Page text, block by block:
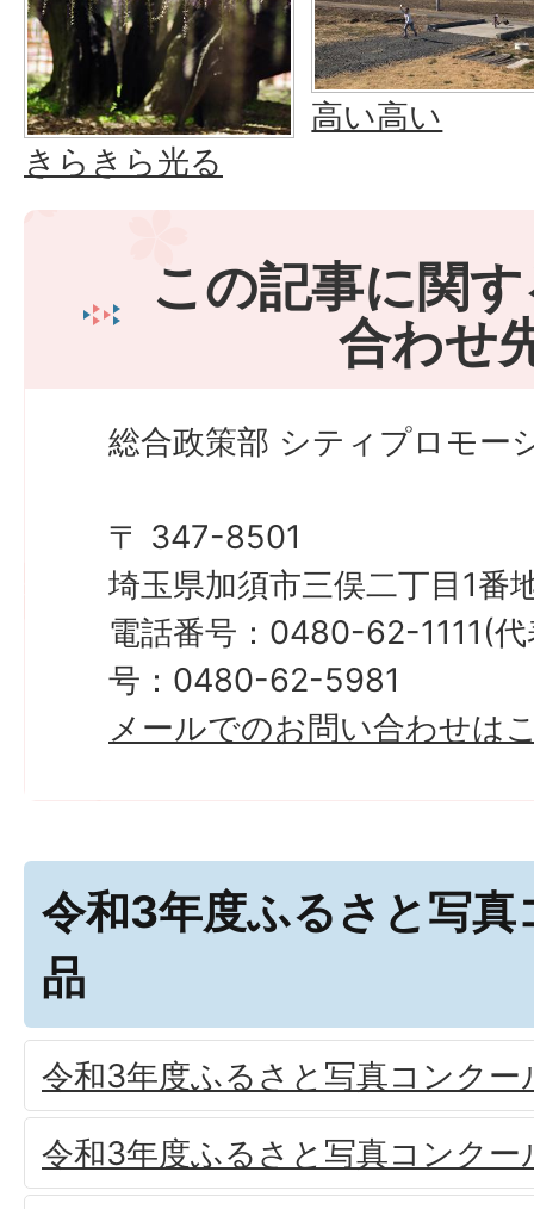
きらきら光る
高い高い
この記事に関
合わせ
総合政策部 シティプロモー
〒 347-8501
埼玉県加須市三俣二丁目1番
電話番号：0480-62-1111(
号：0480-62-5981
メールでのお問い合わせは
令和3年度ふるさと写真
品
令和3年度ふるさと写真コンクー
令和3年度ふるさと写真コンクー